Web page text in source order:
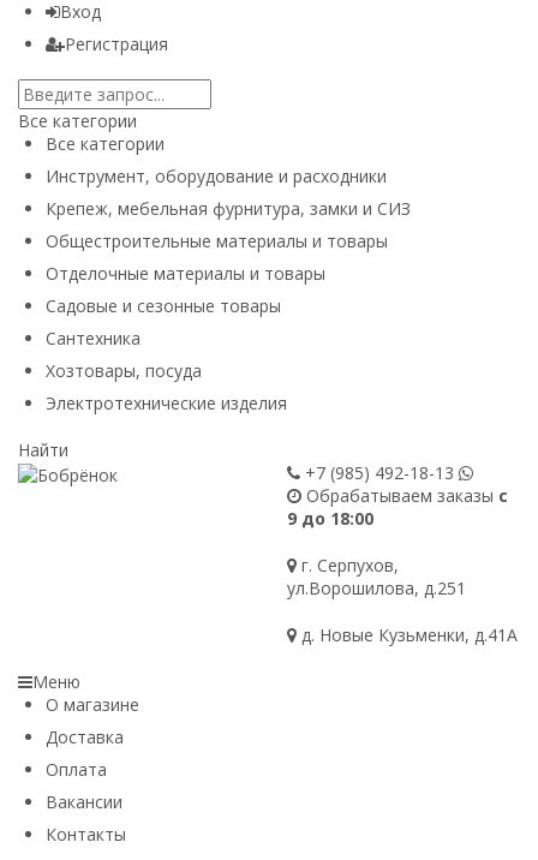
Вход
Регистрация
Все категории
Все категории
Инструмент, оборудование и расходники
Крепеж, мебельная фурнитура, замки и СИЗ
Общестроительные материалы и товары
Отделочные материалы и товары
Садовые и сезонные товары
Сантехника
Хозтовары, посуда
Электротехнические изделия
Найти
+7 (985) 492-18-13
Обрабатываем заказы с
9 до 18:00
г. Серпухов,
ул.Ворошилова, д.251
д. Новые Кузьменки, д.41А
Меню
О магазине
Доставка
Оплата
Вакансии
Контакты